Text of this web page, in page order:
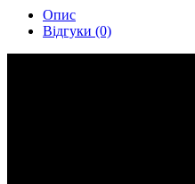
Опис
Відгуки (0)